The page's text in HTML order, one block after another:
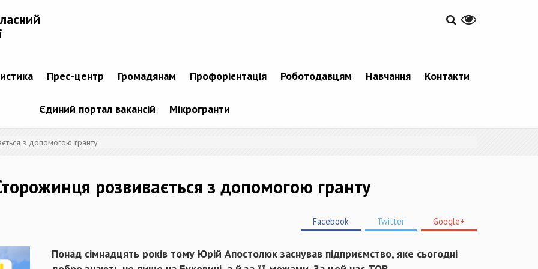
Прес-центр Громадянам Профорієнтація Роботодавцям Навчання Контакти
Єдиний портал вакансій Мікрогранти
з допомогою гранту
розвивається з допомогою гранту
Facebook Twitter Google+
Понад сімнадцять років тому Юрій Апостолюк заснував підприємство, яке сьогодні